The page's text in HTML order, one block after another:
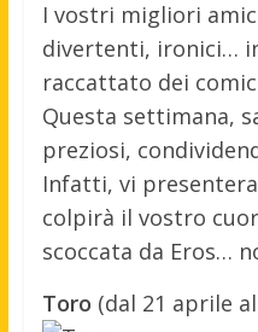
I vostri migliori
divertenti, ironici…
raccattato dei
Questa settimana,
preziosi,
Infatti, vi
colpirà il vostro
scoccata da Eros…
Toro (dal 21 aprile